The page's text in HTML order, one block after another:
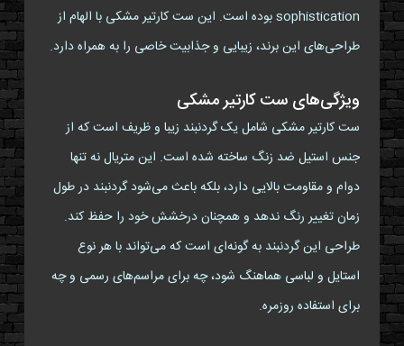
sophistication بوده است. این ست کارتیر مشکی با الهام از
طراحی‌های این برند، زیبایی و جذابیت خاصی را به همراه دارد.
ویژگی‌های ست کارتیر مشکی
ست کارتیر مشکی شامل یک گردنبند زیبا و ظریف است که از
جنس استیل ضد زنگ ساخته شده است. این متریال نه تنها
دوام و مقاومت بالایی دارد، بلکه باعث می‌شود گردنبند در طول
زمان تغییر رنگ ندهد و همچنان درخشش خود را حفظ کند.
طراحی این گردنبند به گونه‌ای است که می‌تواند با هر نوع
استایل و لباسی هماهنگ شود، چه برای مراسم‌های رسمی و چه
برای استفاده روزمره.